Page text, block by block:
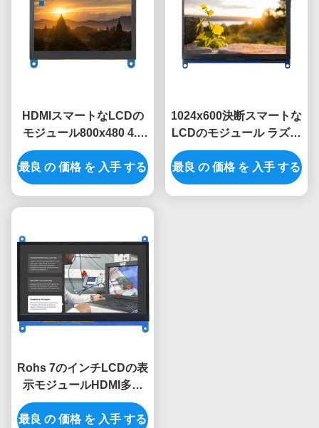
HDMIスマートなLCDの
モジュール800x480 4.3
インチの容量性タッチ画
面
最良 の 価格 を 入手 する
1024x600決断スマートな
LCDのモジュール ラズベ
リーPiのための7インチの
表示モジュール
最良 の 価格 を 入手 する
Rohs 7のインチLCDの表
示モジュールHDMI多用
性がある1024x600 Tft
LCDのモジュール
最良 の 価格 を 入手 する